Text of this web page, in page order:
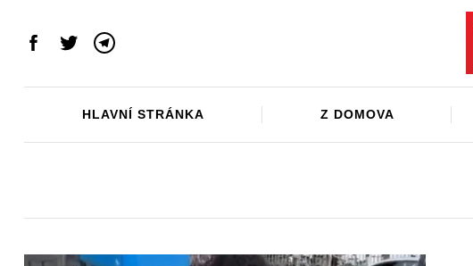
Facebook
TwitterTelegram
HLAVNÍ STRÁNKA Z DOMOVA